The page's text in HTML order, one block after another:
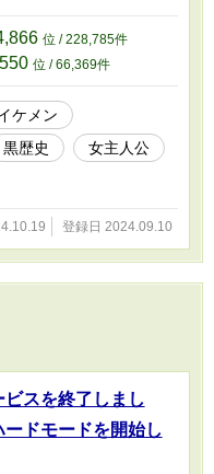
」 そういって、本当に
るふるまいをする皇帝ルク
レシアを溺愛する理由
位 / 228,785件
位 / 66,369件
ケメン
黒歴史
女主人公
登録日 2024.09.10
スを終了しまし
ドモードを開始し